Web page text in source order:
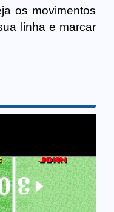
os movimentos
linha e marcar